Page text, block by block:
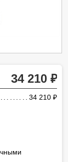
34 210
34 210